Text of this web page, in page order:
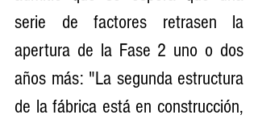
serie de factores retrasen la
apertura de la Fase 2 uno o dos
años más: "La segunda estructura
de la fábrica está en construcción,